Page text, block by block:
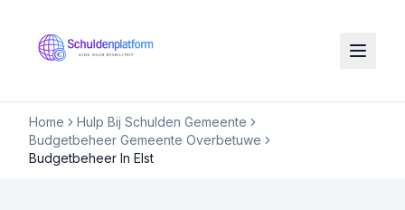
Home
Hulp Bij Schulden Gemeente
Budgetbeheer Gemeente Overbetuwe
Budgetbeheer In Elst